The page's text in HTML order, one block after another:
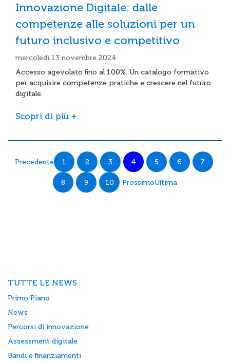
Innovazione Digitale: dalle
competenze alle soluzioni per un
futuro inclusivo e competitivo
mercoledì 13 novembre 2024
Accesso agevolato fino al 100%. Un catalogo formativo
per acquisire competenze pratiche e crescere nel futuro
digitale.
Scopri di più +
Precedente 1 2 3 4 5 6 7
8 9 10 ProssimoUltima
TUTTE LE NEWS
Primo Piano
News
Percorsi di innovazione
Assessment digitale
Bandi e finanziamenti